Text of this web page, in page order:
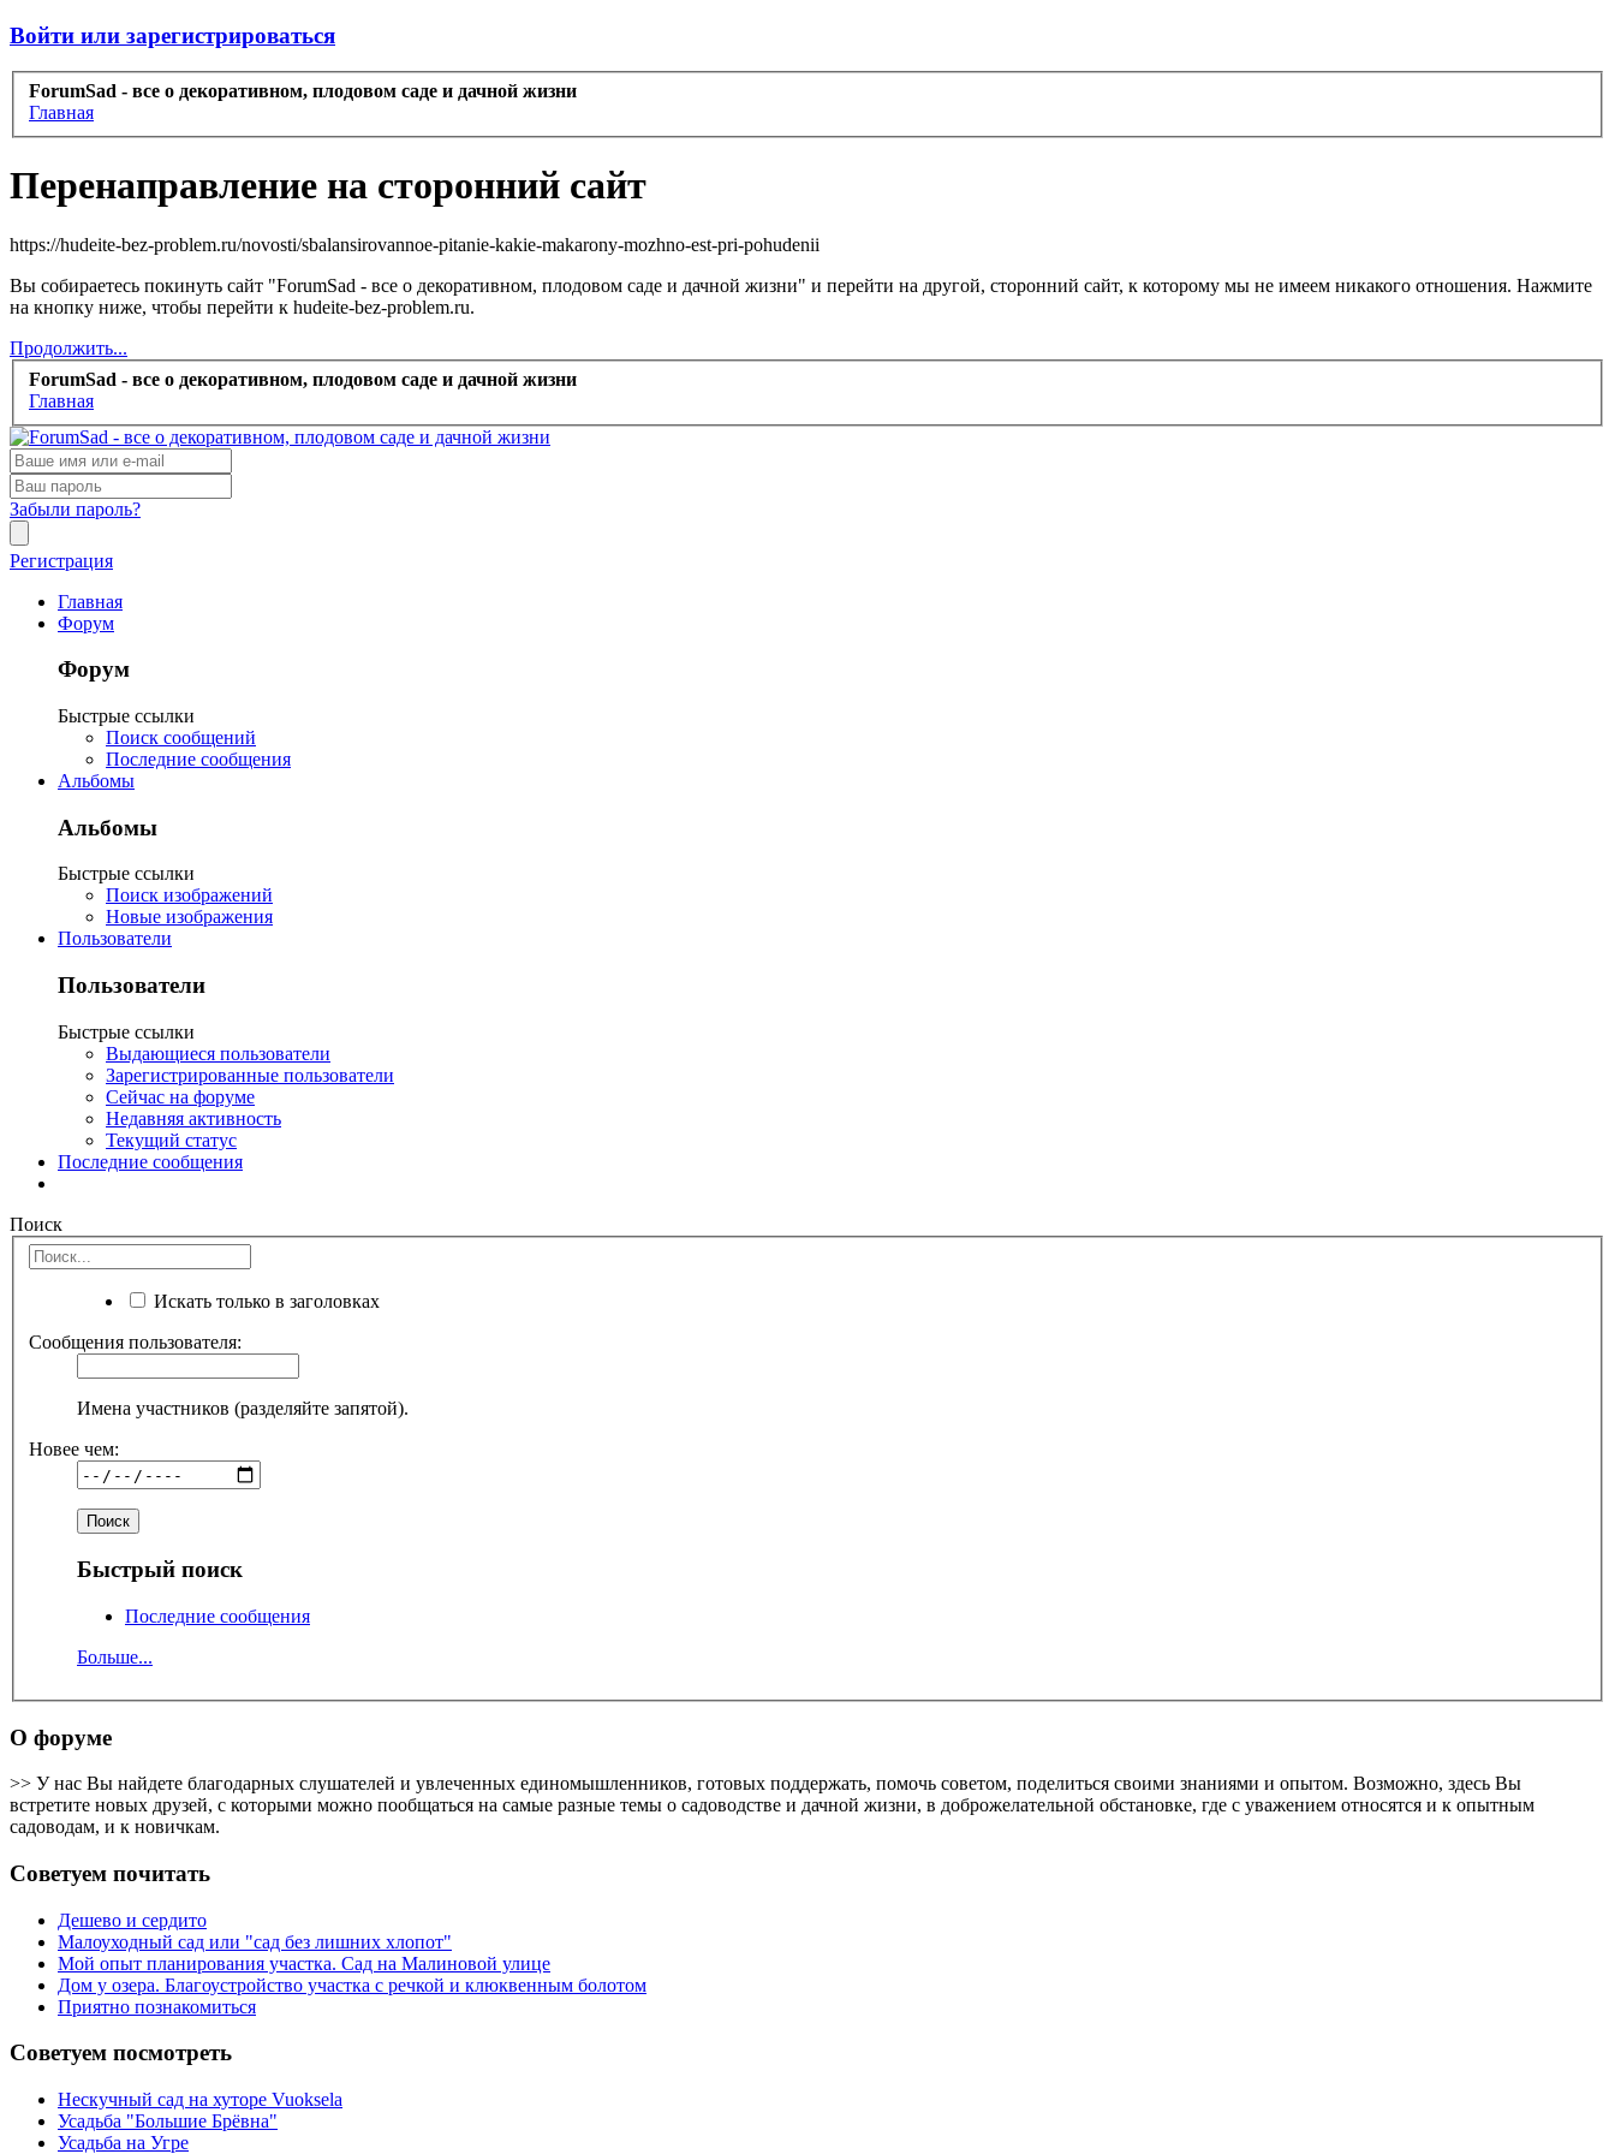
Войти или зарегистрироваться
ForumSad - все о декоративном, плодовом саде и дачной жизни
Главная
Перенаправление на сторонний сайт
https://hudeite-bez-problem.ru/novosti/sbalansirovannoe-pitanie-kakie-makarony-mozhno-est-pri-pohudenii
Вы собираетесь покинуть сайт "ForumSad - все о декоративном, плодовом саде и дачной жизни" и перейти на другой, сторонний сайт, к которому мы не имеем никакого отношения. Нажмите
на кнопку ниже, чтобы перейти к hudeite-bez-problem.ru.
Продолжить...
ForumSad - все о декоративном, плодовом саде и дачной жизни
Главная
Забыли пароль?
Регистрация
Главная
Форум
Форум
Быстрые ссылки
Поиск сообщений
Последние сообщения
Альбомы
Альбомы
Быстрые ссылки
Поиск изображений
Новые изображения
Пользователи
Пользователи
Быстрые ссылки
Выдающиеся пользователи
Зарегистрированные пользователи
Сейчас на форуме
Недавняя активность
Текущий статус
Последние сообщения
Поиск
Искать только в заголовках
Сообщения пользователя:
Имена участников (разделяйте запятой).
Новее чем:
Быстрый поиск
Последние сообщения
Больше...
О форуме
>> У нас Вы найдете благодарных слушателей и увлеченных единомышленников, готовых поддержать, помочь советом, поделиться своими знаниями и опытом. Возможно, здесь Вы
встретите новых друзей, с которыми можно пообщаться на самые разные темы о садоводстве и дачной жизни, в доброжелательной обстановке, где с уважением относятся и к опытным
садоводам, и к новичкам.
Советуем почитать
Дешево и сердито
Малоуходный сад или "сад без лишних хлопот"
Мой опыт планирования участка. Сад на Малиновой улице
Дом у озера. Благоустройство участка с речкой и клюквенным болотом
Приятно познакомиться
Советуем посмотреть
Нескучный сад на хуторе Vuoksela
Усадьба "Большие Брёвна"
Усадьба на Угре